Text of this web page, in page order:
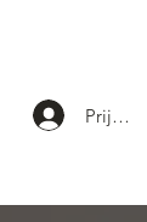
Prijavi se